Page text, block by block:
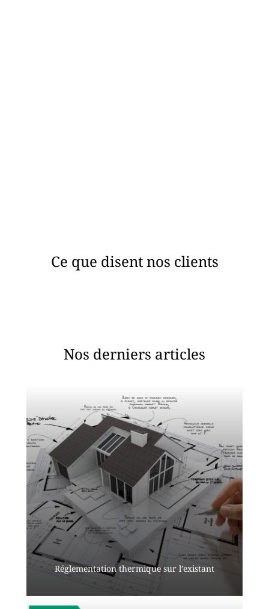
Ce que disent nos clients
Nos derniers articles
Réglementation thermique sur l’existant